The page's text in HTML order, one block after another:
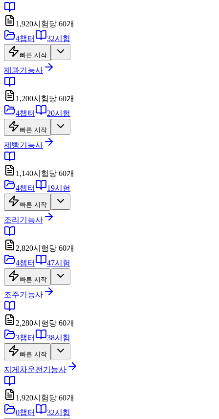
1,920시험당 60개
4챕터 32시험
빠른 시작
제과기능사
1,200시험당 60개
4챕터 20시험
빠른 시작
제빵기능사
1,140시험당 60개
4챕터 19시험
빠른 시작
조리기능사
2,820시험당 60개
4챕터 47시험
빠른 시작
조주기능사
2,280시험당 60개
3챕터 38시험
빠른 시작
지게차운전기능사
1,920시험당 60개
0챕터 32시험